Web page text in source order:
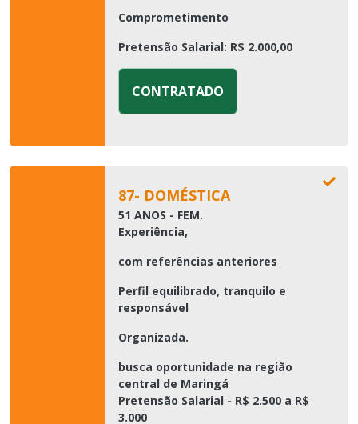
Comprometimento
Pretensão Salarial: R$ 2.000,00
CONTRATADO
87- DOMÉSTICA
51 ANOS - FEM.
Experiência,
com referências anteriores
Perfil equilibrado, tranquilo e
responsável
Organizada.
busca oportunidade na região
central de Maringá
Pretensão Salarial - R$ 2.500 a R$
3.000